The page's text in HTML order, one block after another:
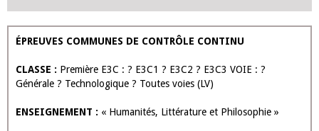
ÉPREUVES COMMUNES DE CONTRÔLE CONTINU
CLASSE : Première E3C : ? E3C1 ? E3C2 ? E3C3 VOIE : ?
Générale ? Technologique ? Toutes voies (LV)
ENSEIGNEMENT : « Humanités, Littérature et Philosophie »